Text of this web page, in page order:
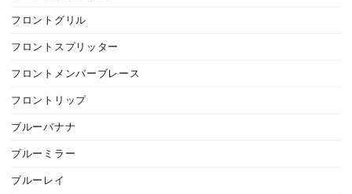
フロントグリル
フロントスプリッター
フロントメンバーブレース
フロントリップ
ブルーバナナ
ブルーミラー
ブルーレイ